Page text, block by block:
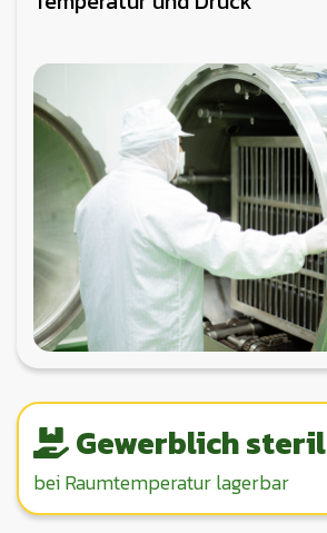
Gewerblich steril
bei Raumtemperatur lagerbar